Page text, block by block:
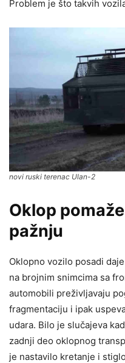
Problem je što takvih
novi ruski terenac Ulan-2
Oklop
pažnju
Oklopno vozilo posadi
na brojnim snimcima sa
automobili preživljavaju
fragmentaciju i ipak
udara. Bilo je slučajeva
zadnji deo oklopnog
je nastavilo kretanje i